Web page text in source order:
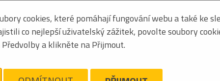
Seřadit podle: jména
výpis
SERIÁL
cookies, které pomáhají fungování webu a také ke
co nejlepší uživatelský zážitek, povolte soubory
a klikněte na Přijmout.